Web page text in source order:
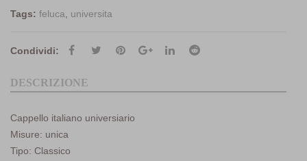
Tags: feluca universita
Condividi:
DESCRIZIONE
Cappello italiano universiario
Misure: unica
Tipo: Classico